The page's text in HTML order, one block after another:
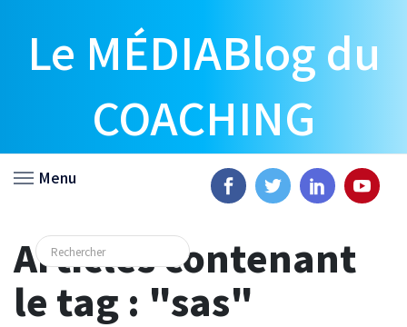
Le MÉDIABlog du
COACHING
Menu
Articles contenant
le tag : "sas"